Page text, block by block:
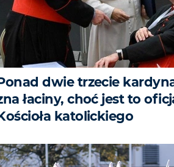
dwie trzecie
łaciny, choć jest to
katolickiego